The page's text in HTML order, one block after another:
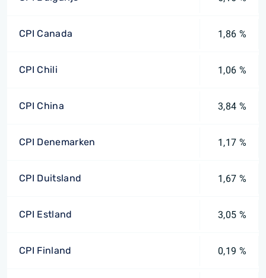
CPI Canada 1,86 %
CPI Chili 1,06 %
CPI China 3,84 %
CPI Denemarken 1,17 %
CPI Duitsland 1,67 %
CPI Estland 3,05 %
CPI Finland 0,19 %